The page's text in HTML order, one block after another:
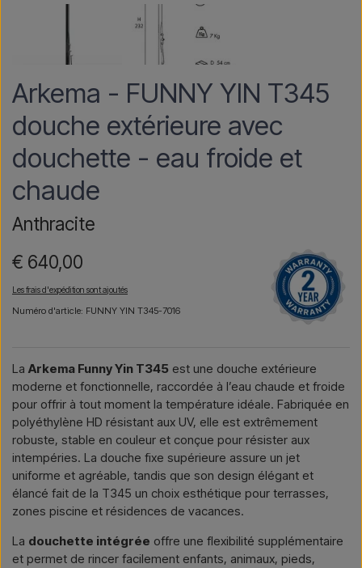
Arkema - FUNNY YIN T345
douche extérieure avec
douchette - eau froide et
chaude
Anthracite
€ 640,00
Les frais d'expédition sont ajoutés
Numéro d'article: FUNNY YIN T345-7016
La Arkema Funny Yin T345 est une douche extérieure
moderne et fonctionnelle, raccordée à l’eau chaude et froide
pour offrir à tout moment la température idéale. Fabriquée en
polyéthylène HD résistant aux UV, elle est extrêmement
robuste, stable en couleur et conçue pour résister aux
intempéries. La douche fixe supérieure assure un jet
uniforme et agréable, tandis que son design élégant et
élancé fait de la T345 un choix esthétique pour terrasses,
zones piscine et résidences de vacances.
La douchette intégrée offre une flexibilité supplémentaire
et permet de rincer facilement enfants, animaux, pieds,